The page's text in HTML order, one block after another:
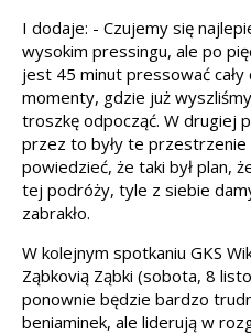
I dodaje: - Czujemy się
wysokim pressingu, ale po
jest 45 minut pressować cały
momenty, gdzie już
troszkę odpocząć. W drugiej
przez to były te przestrzenie
powiedzieć, że taki był plan,
tej podróży, tyle z siebie
zabrakło.
W kolejnym spotkaniu GKS
Ząbkovią Ząbki (sobota, 8
ponownie będzie bardzo
beniaminek, ale liderują w